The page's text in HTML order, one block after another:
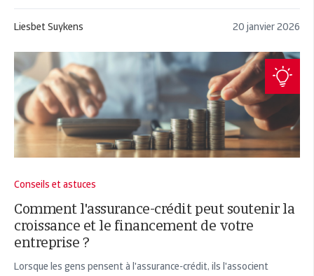
Liesbet Suykens 20 janvier 2026
Conseils et astuces
Comment l'assurance-crédit peut soutenir la
croissance et le financement de votre
entreprise ?
Lorsque les gens pensent à l'assurance-crédit, ils l'associent